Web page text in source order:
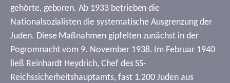
gehörte, geboren. Ab 1933 betrieben die
Nationalsozialisten die systematische Ausgrenzung der
Juden. Diese Maßnahmen gipfelten zunächst in der
Pogromnacht vom 9. November 1938. Im Februar 1940
ließ Reinhardt Heydrich, Chef des SS-
Reichssicherheitshauptamts, fast 1.200 Juden aus